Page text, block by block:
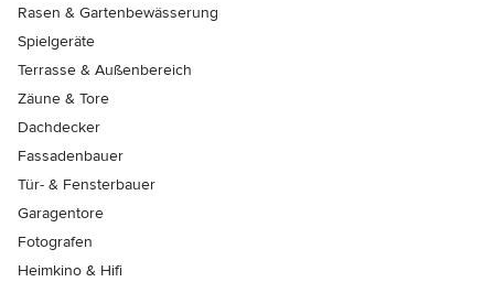
Rasen & Gartenbewässerung
Spielgeräte
Terrasse & Außenbereich
Zäune & Tore
Dachdecker
Fassadenbauer
Tür- & Fensterbauer
Garagentore
Fotografen
Heimkino & Hifi